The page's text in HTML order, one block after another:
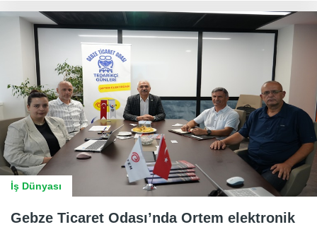
İş Dünyası
Gebze Ticaret Odası’nda Ortem elektronik